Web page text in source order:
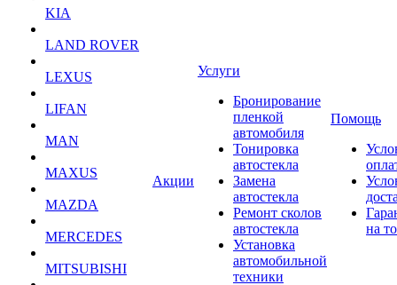
KIA
LAND ROVER
LEXUS
LIFAN
MAN
MAXUS
MAZDA
MERCEDES
MITSUBISHI
Акции
Услуги
Бронирование
пленкой
автомобиля
Тонировка
автостекла
Замена
автостекла
Ремонт сколов
автостекла
Установка
автомобильной
техники
Помощь
на